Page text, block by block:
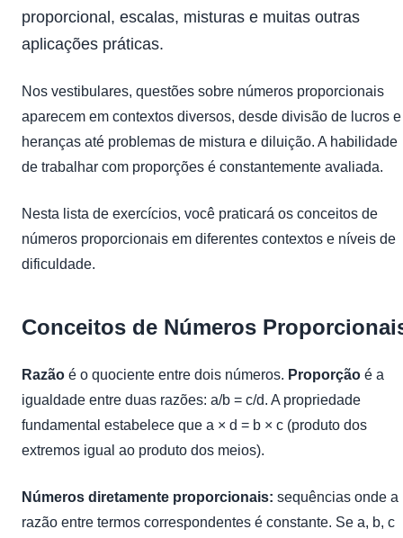
proporcional, escalas, misturas e muitas outras
aplicações práticas.
Nos vestibulares, questões sobre números proporcionais
aparecem em contextos diversos, desde divisão de lucros e
heranças até problemas de mistura e diluição. A habilidade
de trabalhar com proporções é constantemente avaliada.
Nesta lista de exercícios, você praticará os conceitos de
números proporcionais em diferentes contextos e níveis de
dificuldade.
Conceitos de Números
Razão é o quociente entre dois números. Proporção é a
igualdade entre duas razões: a/b = c/d. A propriedade
fundamental estabelece que a × d = b × c (produto dos
extremos igual ao produto dos meios).
Números diretamente proporcionais: sequências onde a
razão entre termos correspondentes é constante. Se a, b, c